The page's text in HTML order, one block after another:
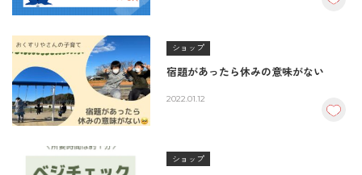
ショップ
宿題があったら休みの意味がない
2022.01.12
ショップ